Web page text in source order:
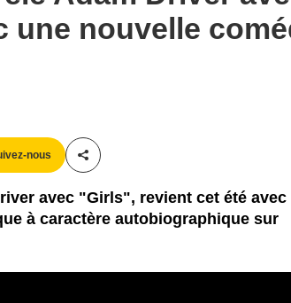
une nouvelle
nous
Partager cet article
avec "Girls", revient cet été avec
à caractère autobiographique sur